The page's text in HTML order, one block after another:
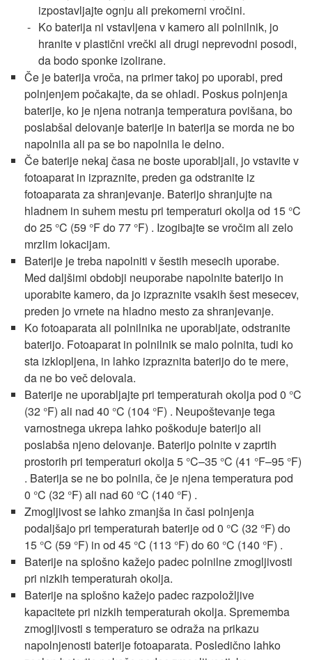
izpostavljajte ognju ali prekomerni vročini.
Ko baterija ni vstavljena v kamero ali polnilnik, jo
hranite v plastični vrečki ali drugi neprevodni posodi,
da bodo sponke izolirane.
Če je baterija vroča, na primer takoj po uporabi, pred
polnjenjem počakajte, da se ohladi. Poskus polnjenja
baterije, ko je njena notranja temperatura povišana, bo
poslabšal delovanje baterije in baterija se morda ne bo
napolnila ali pa se bo napolnila le delno.
Če baterije nekaj časa ne boste uporabljali, jo vstavite v
fotoaparat in izpraznite, preden ga odstranite iz
fotoaparata za shranjevanje. Baterijo shranjujte na
hladnem in suhem mestu pri temperaturi okolja od 15 °C
do 25 °C (59 °F do 77 °F) . Izogibajte se vročim ali zelo
mrzlim lokacijam.
Baterije je treba napolniti v šestih mesecih uporabe.
Med daljšimi obdobji neuporabe napolnite baterijo in
uporabite kamero, da jo izpraznite vsakih šest mesecev,
preden jo vrnete na hladno mesto za shranjevanje.
Ko fotoaparata ali polnilnika ne uporabljate, odstranite
baterijo. Fotoaparat in polnilnik se malo polnita, tudi ko
sta izklopljena, in lahko izpraznita baterijo do te mere,
da ne bo več delovala.
Baterije ne uporabljajte pri temperaturah okolja pod 0 °C
(32 °F) ali nad 40 °C (104 °F) . Neupoštevanje tega
varnostnega ukrepa lahko poškoduje baterijo ali
poslabša njeno delovanje. Baterijo polnite v zaprtih
prostorih pri temperaturi okolja 5 °C–35 °C (41 °F–95 °F)
. Baterija se ne bo polnila, če je njena temperatura pod
0 °C (32 °F) ali nad 60 °C (140 °F) .
Zmogljivost se lahko zmanjša in časi polnjenja
podaljšajo pri temperaturah baterije od 0 °C (32 °F) do
15 °C (59 °F) in od 45 °C (113 °F) do 60 °C (140 °F) .
Baterije na splošno kažejo padec polnilne zmogljivosti
pri nizkih temperaturah okolja.
Baterije na splošno kažejo padec razpoložljive
kapacitete pri nizkih temperaturah okolja. Sprememba
zmogljivosti s temperaturo se odraža na prikazu
napolnjenosti baterije fotoaparata. Posledično lahko